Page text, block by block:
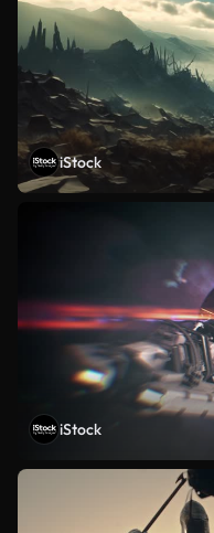
iStock
iStock